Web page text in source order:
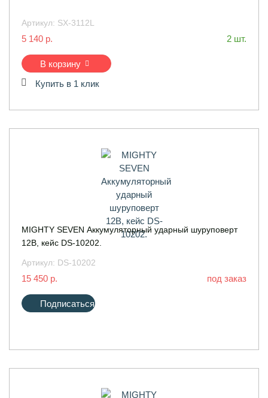
Артикул: SX-3112L
5 140 р. 2 шт.
В корзину
Купить в 1 клик
MIGHTY SEVEN Аккумуляторный ударный шуруповерт
12В, кейс DS-10202.
Артикул: DS-10202
15 450 р. под заказ
Подписаться